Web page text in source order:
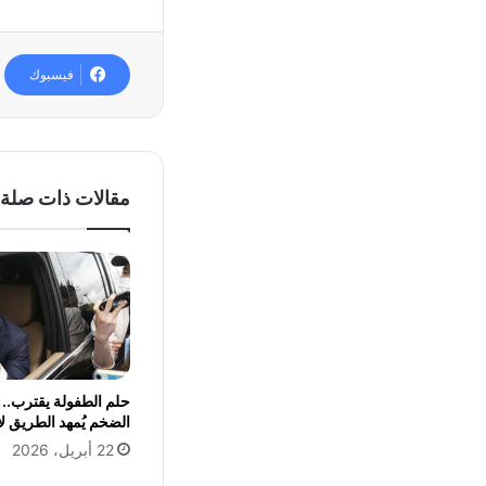
فيسبوك
مقالات ذات صلة
حلم الطفولة يقترب..
الضخم يُمهد الطريق
22 أبريل، 2026